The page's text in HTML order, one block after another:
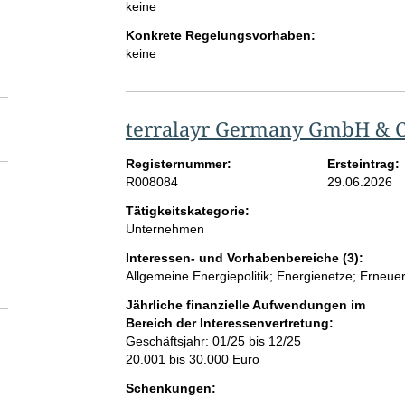
keine
Konkrete Regelungsvorhaben:
keine
terralayr Germany GmbH &
Registernummer:
R008084
Ersteintrag:
29.06.2026
Tätigkeitskategorie:
Unternehmen
Interessen- und Vorhabenbereiche (3):
Allgemeine Energiepolitik; Energienetze;
Jährliche finanzielle Aufwendungen im
Bereich der Interessenvertretung:
Geschäftsjahr: 01/25 bis 12/25
20.001 bis 30.000 Euro
Schenkungen: